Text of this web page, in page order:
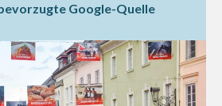
Google-Quelle